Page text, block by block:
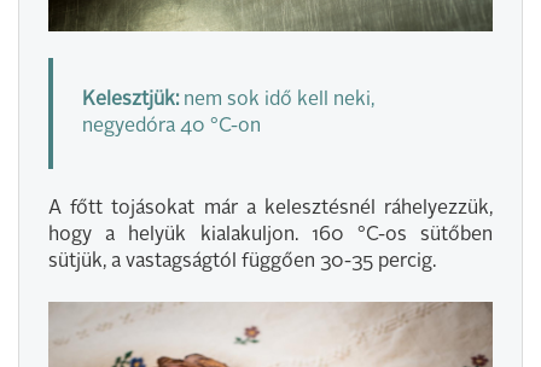
Kelesztjük: nem sok idő kell neki,
negyedóra 40 °C-on
A főtt tojásokat már a kelesztésnél ráhelyezzük,
hogy a helyük kialakuljon. 160 °C-os sütőben
sütjük, a vastagságtól függően 30-35 percig.